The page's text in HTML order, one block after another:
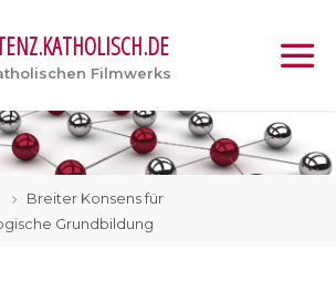
ENZ.KATHOLISCH.DE
Filmwerks
Breiter Konsens für
Grundbildung